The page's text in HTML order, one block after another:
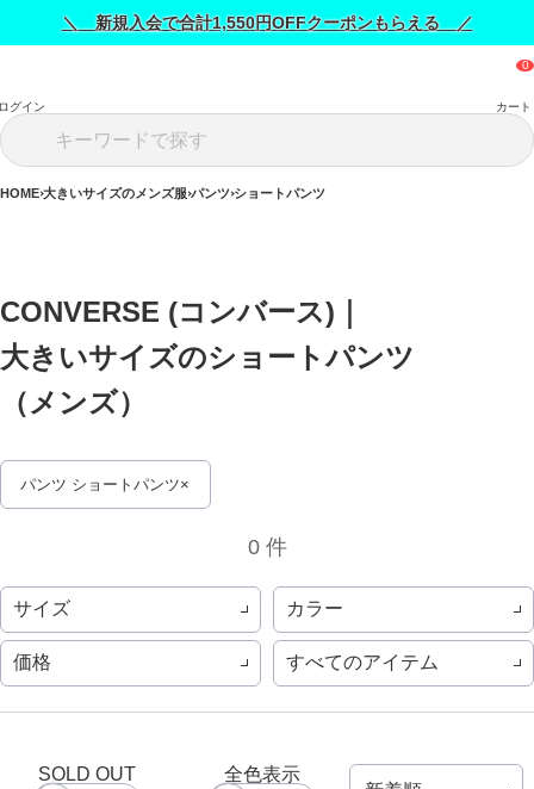
＼ 新規入会で合計1,550円OFFクーポンもらえる ／
グイン カート
HOME 大きいサイズのメンズ服 パンツ ショートパンツ
CONVERSE (コンバース)｜
大きいサイズのショートパンツ
（メンズ）
パンツ ショートパンツ
0 件
サイズ カラー
価格 すべてのアイテム
SOLD OUT 全色表示